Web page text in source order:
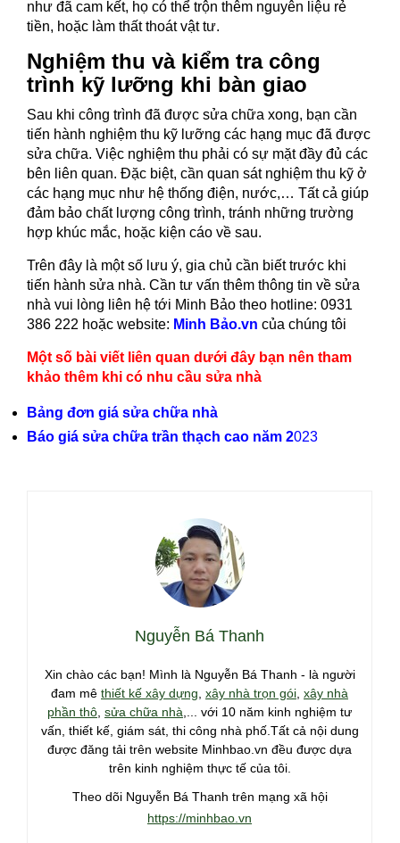
như đã cam kết, họ có thể trộn thêm nguyên liệu rẻ
tiền, hoặc làm thất thoát vật tư.
Nghiệm thu và kiểm tra công
trình kỹ lưỡng khi bàn giao
Sau khi công trình đã được sửa chữa xong, bạn cần
tiến hành nghiệm thu kỹ lưỡng các hạng mục đã được
sửa chữa. Việc nghiệm thu phải có sự mặt đầy đủ các
bên liên quan. Đặc biệt, cần quan sát nghiệm thu kỹ ở
các hạng mục như hệ thống điện, nước,… Tất cả giúp
đảm bảo chất lượng công trình, tránh những trường
hợp khúc mắc, hoặc kiện cáo về sau.
Trên đây là một số lưu ý, gia chủ cần biết trước khi
tiến hành sửa nhà. Cần tư vấn thêm thông tin về sửa
nhà vui lòng liên hệ tới Minh Bảo theo hotline: 0931
386 222 hoặc website: Minh Bảo.vn của chúng tôi
Một số bài viết liên quan dưới đây bạn nên tham
khảo thêm khi có nhu cầu sửa nhà
Bảng đơn giá sửa chữa nhà
Báo giá sửa chữa trần thạch cao năm 2023
Nguyễn Bá Thanh
Xin chào các bạn! Mình là Nguyễn Bá Thanh - là người
đam mê thiết kế xây dựng xây nhà trọn gói xây nhà
phần thô sửa chữa nhà ,... với 10 năm kinh nghiệm tư
vấn, thiết kế, giám sát, thi công nhà phố.Tất cả nội dung
được đăng tải trên website Minhbao.vn đều được dựa
trên kinh nghiệm thực tế của tôi.
Theo dõi Nguyễn Bá Thanh trên mạng xã hội
https://minhbao.vn